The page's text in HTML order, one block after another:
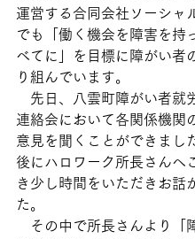
運営する合同会社ソーシャ
でも「働く機会を障害を持
べてに」を目標に障がい者
り組んでいます。
先日、八雲町障がい者就
連絡会において各関係機関
意見を聞くことができまし
後にハロワーク所長さんへ
き少し時間をいただきお話
た。
その中で所長さんより「